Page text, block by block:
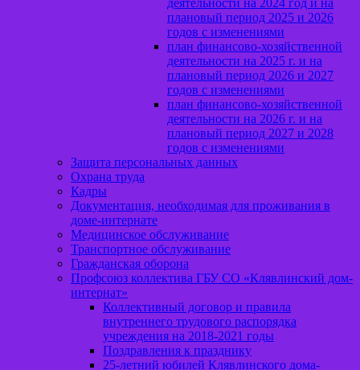
плановый период 2025 и 2026
годов с изменениями
план финансово-хозяйственной
деятельности на 2025 г. и на
плановый период 2026 и 2027
годов с изменениями
план финансово-хозяйственной
деятельности на 2026 г. и на
плановый период 2027 и 2028
годов с изменениями
Защита персональных данных
Охрана труда
Кадры
Документация, необходимая для проживания в
доме-интернате
Медицинское обслуживание
Транспортное обслуживание
Гражданская оборона
Профсоюз коллектива ГБУ СО «Клявлинский дом-
интернат»
Коллективный договор и правила
внутреннего трудового распорядка
учреждения на 2018-2021 годы
Поздравления к празднику
25-летний юбилей Клявлинского дома-